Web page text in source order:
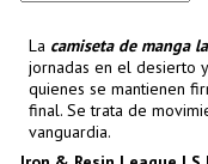
La camiseta de manga
jornadas en el desierto
quienes se mantienen
final. Se trata de
vanguardia.